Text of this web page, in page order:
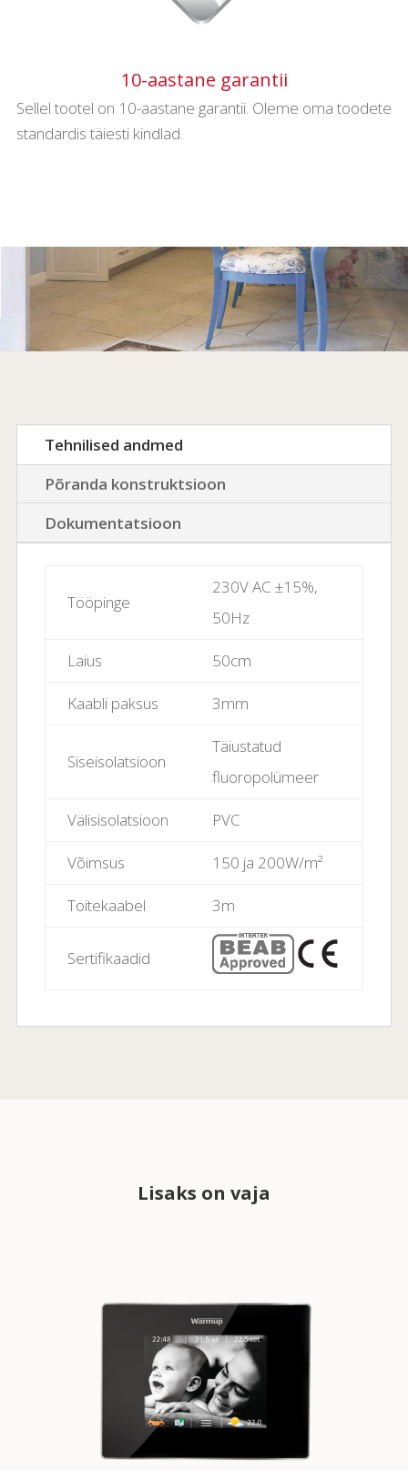
10-aastane garantii
Sellel tootel on 10-aastane garantii. Oleme oma toodete
standardis täiesti kindlad.
Tehnilised andmed
Põranda konstruktsioon
Dokumentatsioon
Tööpinge
230V AC ±15%,
50Hz
Laius 50cm
Kaabli paksus 3mm
Siseisolatsioon
Täiustatud
fluoropolümeer
Välisisolatsioon PVC
Võimsus 150 ja 200W/m²
Toitekaabel 3m
Sertifikaadid
Lisaks on vaja